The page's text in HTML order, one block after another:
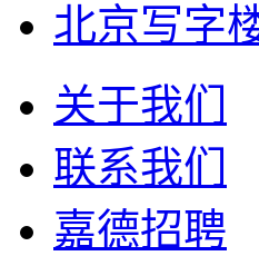
北京写字
关于我们
联系我们
嘉德招聘